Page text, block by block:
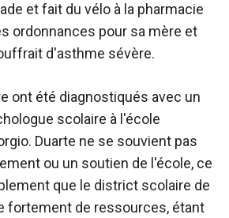
et fait du vélo à la pharmacie
ordonnances pour sa mère et
d'asthme sévère.
ont été diagnostiqués avec un
scolaire à l'école
Duarte ne se souvient pas
ou un soutien de l'école, ce
que le district scolaire de
fortement de ressources, étant